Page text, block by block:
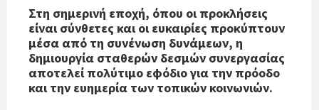
Στη σημερινή εποχή, όπου οι προκλήσεις
είναι σύνθετες και οι ευκαιρίες προκύπτουν
μέσα από τη συνένωση δυνάμεων, η
δημιουργία σταθερών δεσμών συνεργασίας
αποτελεί πολύτιμο εφόδιο για την πρόοδο
και την ευημερία των τοπικών κοινωνιών.